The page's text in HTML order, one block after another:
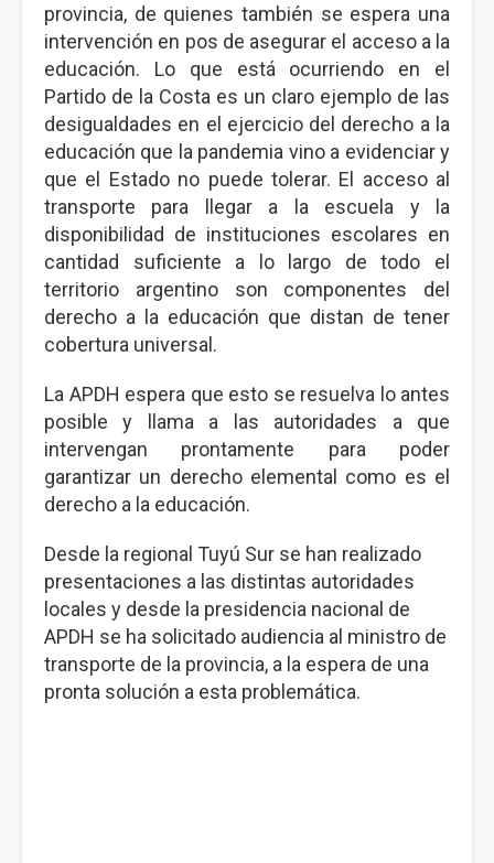
provincia, de quienes también se espera una
intervención en pos de asegurar el acceso a la
educación. Lo que está ocurriendo en el
Partido de la Costa es un claro ejemplo de las
desigualdades en el ejercicio del derecho a la
educación que la pandemia vino a evidenciar y
que el Estado no puede tolerar. El acceso al
transporte para llegar a la escuela y la
disponibilidad de instituciones escolares en
cantidad suficiente a lo largo de todo el
territorio argentino son componentes del
derecho a la educación que distan de tener
cobertura universal.
La APDH espera que esto se resuelva lo antes
posible y llama a las autoridades a que
intervengan prontamente para poder
garantizar un derecho elemental como es el
derecho a la educación.
Desde la regional Tuyú Sur se han realizado
presentaciones a las distintas autoridades
locales y desde la presidencia nacional de
APDH se ha solicitado audiencia al ministro de
transporte de la provincia, a la espera de una
pronta solución a esta problemática.